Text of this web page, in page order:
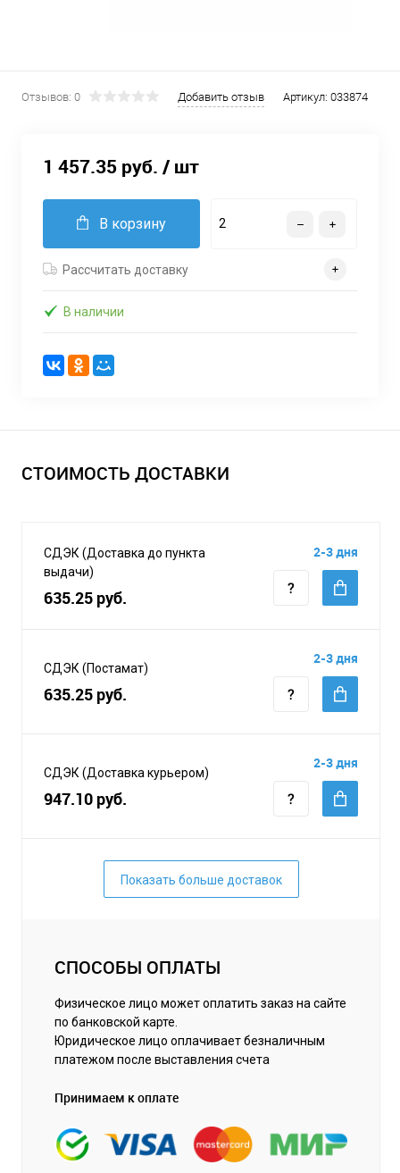
Отзывов: 0 Добавить отзыв Артикул: 033874
1 457.35 руб. / шт
В корзину
Рассчитать доставку
В наличии
СТОИМОСТЬ ДОСТАВКИ
СДЭК (Доставка до пункта
выдачи)
635.25 руб.
2-3 дня
СДЭК (Постамат)
635.25 руб.
2-3 дня
СДЭК (Доставка курьером)
947.10 руб.
2-3 дня
Показать больше доставок
СПОСОБЫ ОПЛАТЫ
Физическое лицо может оплатить заказ на сайте
по банковской карте.
Юридическое лицо оплачивает безналичным
платежом после выставления счета
Принимаем к оплате